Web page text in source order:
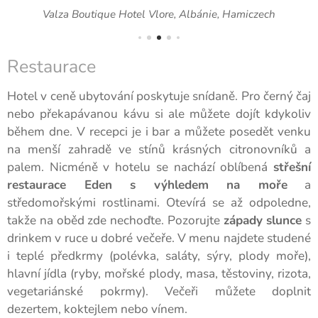
Valza Boutique Hotel Vlore, Albánie, Hamiczech
Restaurace
Hotel v ceně ubytování poskytuje snídaně. Pro černý čaj
nebo překapávanou kávu si ale můžete dojít kdykoliv
během dne. V recepci je i bar a můžete posedět venku
na menší zahradě ve stínů krásných citronovníků a
palem. Nicméně v hotelu se nachází oblíbená střešní
restaurace Eden s výhledem na mořea
středomořskými rostlinami. Otevírá se až odpoledne,
takže na oběd zde nechoďte. Pozorujte západy slunce s
drinkem v ruce u dobré večeře. V menu najdete studené
i teplé předkrmy (polévka, saláty, sýry, plody moře),
hlavní jídla (ryby, mořské plody, masa, těstoviny, rizota,
vegetariánské pokrmy). Večeři můžete doplnit
dezertem, koktejlem nebo vínem.